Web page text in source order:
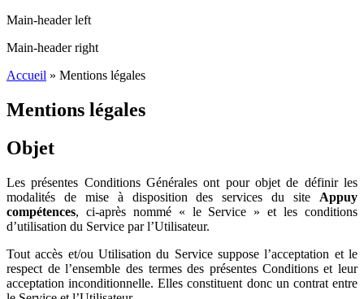
Main-header left
Main-header right
Accueil » Mentions légales
Mentions légales
Objet
Les présentes Conditions Générales ont pour objet de définir les
modalités de mise à disposition des services du site Appuy
compétences, ci-après nommé « le Service » et les conditions
d’utilisation du Service par l’Utilisateur.
Tout accès et/ou Utilisation du Service suppose l’acceptation et le
respect de l’ensemble des termes des présentes Conditions et leur
acceptation inconditionnelle. Elles constituent donc un contrat entre